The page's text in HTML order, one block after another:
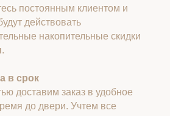
постоянным клиентом и
действовать
накопительные скидки
в срок
доставим заказ в удобное
до двери. Учтем все